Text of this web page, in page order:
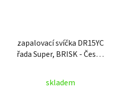
zapalovací svíčka DR15YC
řada Super, BRISK - Česká
skladem